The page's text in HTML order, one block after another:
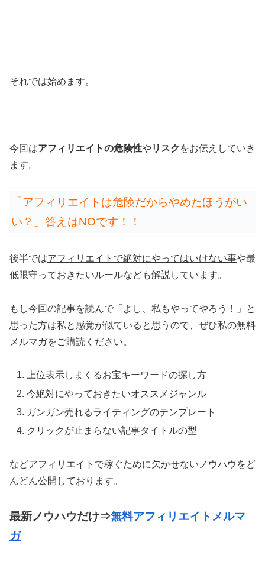
それでは始めます。
今回はアフィリエイトの危険性やリスク をお伝えしていき
ます。
「アフィリエイトは危険だからやめたほうがい
い？」答えはNOです！！
後半ではアフィリエイトで絶対にやってはいけない事や最
低限守っておきたいルールなども解説しています。
もし今回の記事を読んで「よし、私もやってやろう！」と
思った方は私と感覚が似ていると思うので、ぜひ私の無料
メルマガをご購読ください。
上位表示しまくるお宝キーワードの探し方
今絶対にやっておきたいオススメジャンル
ガンガン売れるライティングのテンプレート
クリックが止まらない記事タイトルの型
などアフィリエイトで稼ぐために欠かせないノウハウをど
んどん公開しております。
最新ノウハウだけ⇒無料アフィリエイトメルマ
ガ